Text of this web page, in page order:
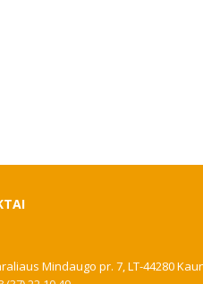
Mindaugo pr. 7, LT-44280